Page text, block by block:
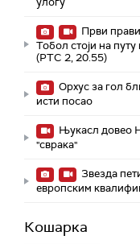
Први
Тобол стоји на
(РТС 2, 20.55)
Орхус за гол
исти посао
Њукасл довео
"сврака"
Звезда
европским
Кошарка